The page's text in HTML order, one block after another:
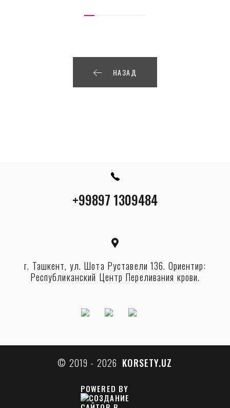
НАЗАД
+99897 1309484
г. Ташкент, ул. Шота Руставели 136. Ориентир:
Республиканский Центр Переливания крови.
© 2019 - 2026 KORSETY.UZ
POWERED BY